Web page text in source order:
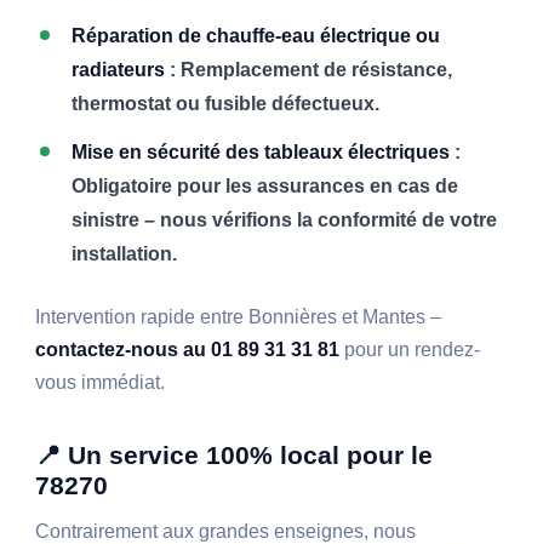
Réparation de chauffe-eau électrique ou
radiateurs : Remplacement de résistance,
thermostat ou fusible défectueux.
Mise en sécurité des tableaux électriques :
Obligatoire pour les assurances en cas de
sinistre – nous vérifions la conformité de votre
installation.
Intervention rapide entre Bonnières et Mantes –
contactez-nous au 01 89 31 31 81 pour un rendez-
vous immédiat.
📍 Un service 100% local pour le
78270
Contrairement aux grandes enseignes, nous